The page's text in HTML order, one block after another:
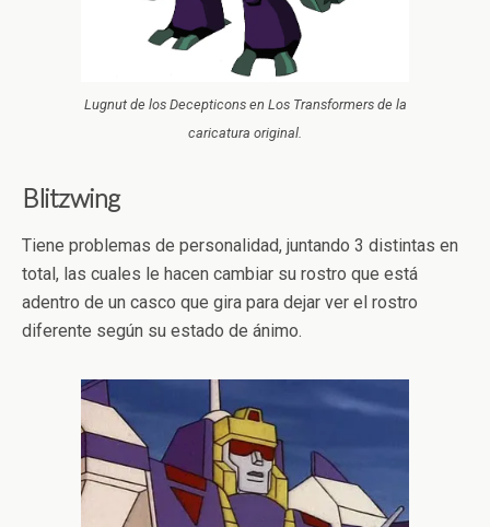
Lugnut de los Decepticons en Los Transformers de la
caricatura original.
Blitzwing
Tiene problemas de personalidad, juntando 3 distintas en
total, las cuales le hacen cambiar su rostro que está
adentro de un casco que gira para dejar ver el rostro
diferente según su estado de ánimo.